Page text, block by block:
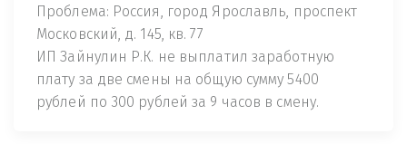
Проблема: Россия, город Ярославль, проспект
Московский, д. 145, кв. 77
ИП Зайнулин Р.К. не выплатил заработную
плату за две смены на общую сумму 5400
рублей по 300 рублей за 9 часов в смену.